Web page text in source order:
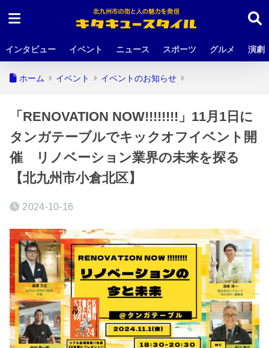
インタビュー イベント ニュース スポーツ グルメ 演劇
ホーム イベント イベントのお知らせ
「RENOVATION NOW!!!!!!!!」11月1日に
タンガテーブルでキックオフイベント開
催 リノベーション業界の未来を探る
【北九州市小倉北区】
2024-10-16